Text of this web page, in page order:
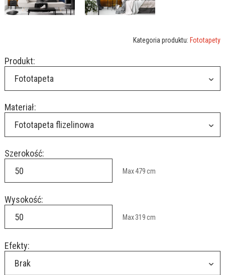
Kategoria produktu: Fototapety
Produkt:
Fototapeta
Materiał:
Fototapeta flizelinowa
Szerokość:
Max479cm
Wysokość:
Max319cm
Efekty:
Brak